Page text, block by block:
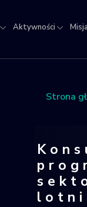
Aktywności
Strona